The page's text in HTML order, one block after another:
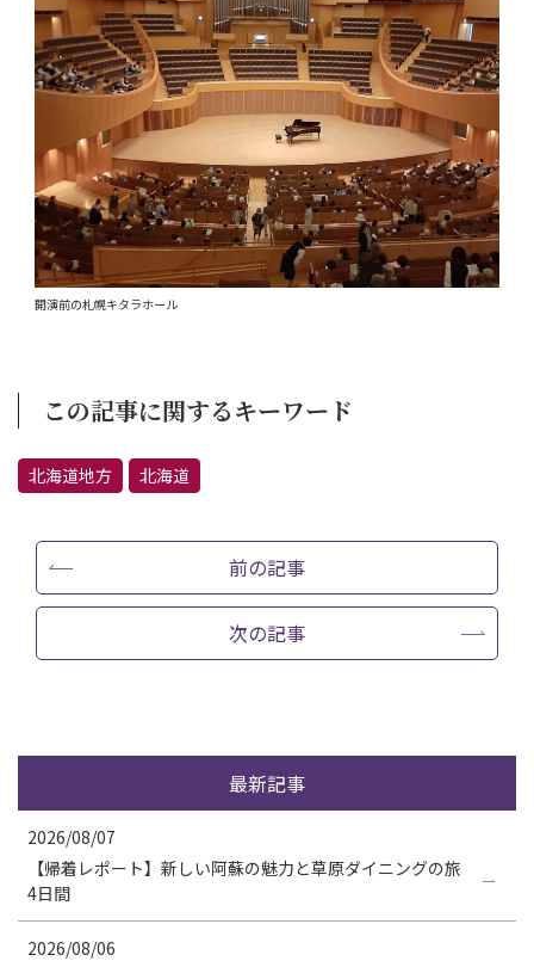
開演前の札幌キタラホール
この記事に関するキーワード
北海道地方 北海道
前の記事
次の記事
最新記事
2026/08/07
【帰着レポート】新しい阿蘇の魅力と草原ダイニングの旅
4日間
2026/08/06